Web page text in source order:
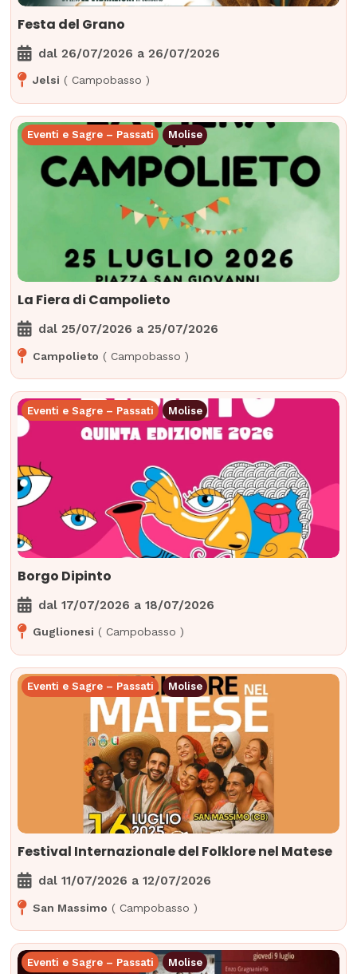
Festa del Grano
dal26/07/2026 a 26/07/2026
Jelsi ( Campobasso )
Eventi e Sagre – Passati Molise
La Fiera di Campolieto
dal25/07/2026 a 25/07/2026
Campolieto ( Campobasso )
Eventi e Sagre – Passati Molise
Borgo Dipinto
dal17/07/2026 a 18/07/2026
Guglionesi ( Campobasso )
Eventi e Sagre – Passati Molise
Festival Internazionale del Folklore nel Matese
dal11/07/2026 a 12/07/2026
San Massimo ( Campobasso )
Eventi e Sagre – Passati Molise